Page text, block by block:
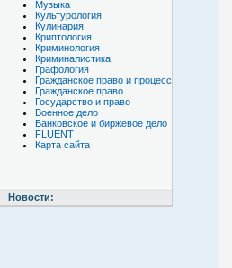
Музыка
Культурология
Кулинария
Криптология
Криминология
Криминалистика
Графология
Гражданское право и процесс
Гражданское право
Государство и право
Военное дело
Банковское и биржевое дело
FLUENT
Карта сайта
Новости: